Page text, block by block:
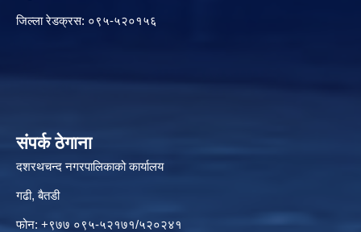
जिल्ला रेडक्रस: ०९५-५२०१५६
संपर्क ठेगाना
दशरथचन्द नगरपालिकाको कार्यालय
गढी, बैतडी
फोन: +९७७ ०९५-५२१७१/५२०२४१